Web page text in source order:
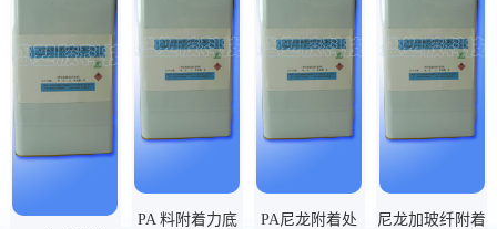
PA 料附着力底
PA尼龙附着处
尼龙加玻纤附着